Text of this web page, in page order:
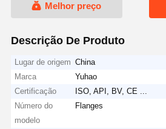
Melhor preço
Descrição De Produto
Lugar de origem China
Marca
Yuhao
Certificação
ISO, API, BV, CE ...
Número do
modelo
Flanges